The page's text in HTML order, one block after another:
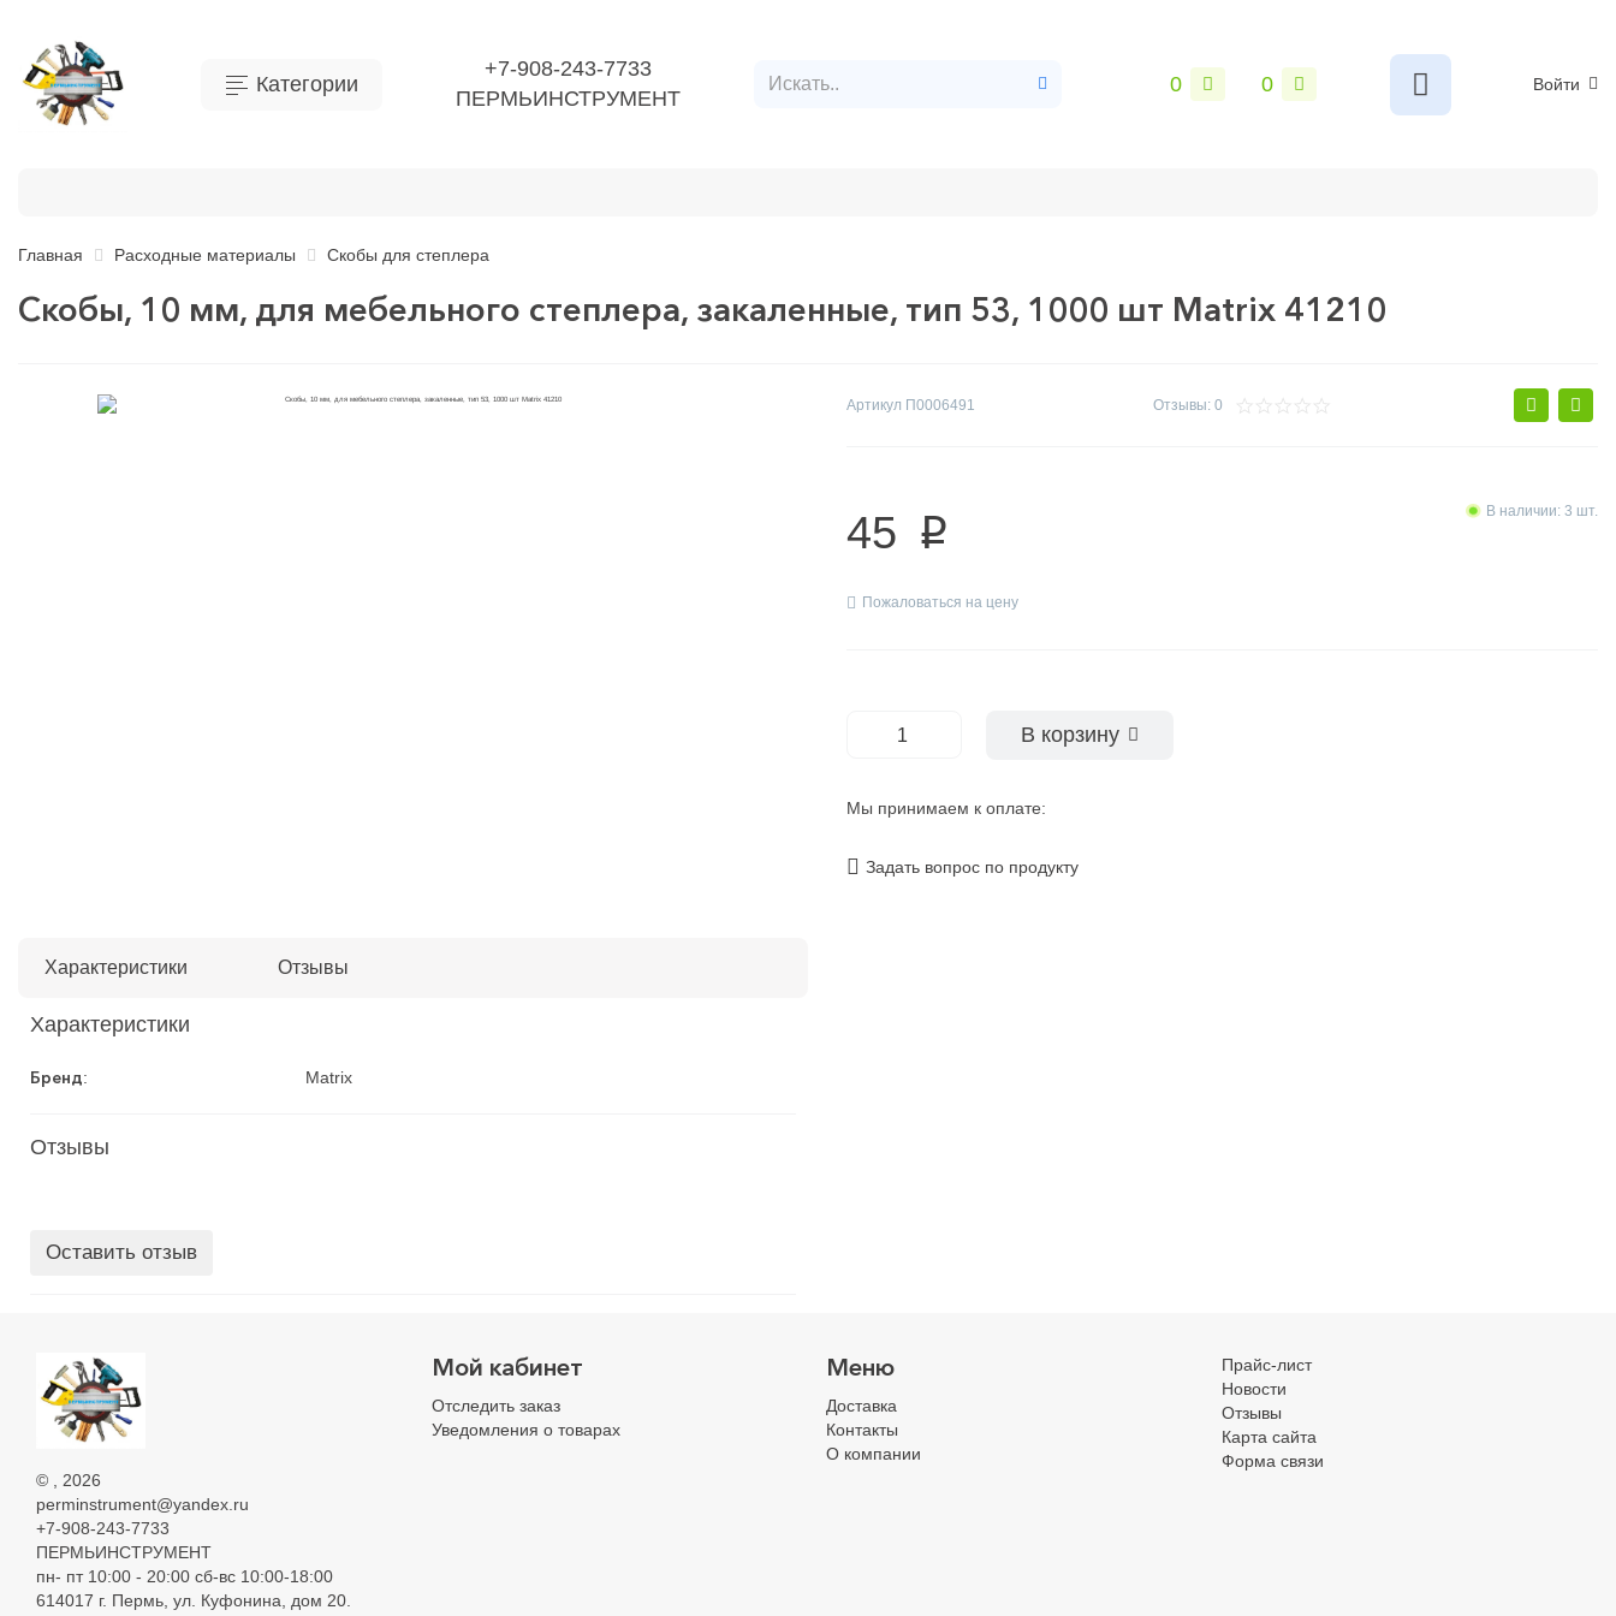
Категории
+7-908-243-7733
ПЕРМЬИНСТРУМЕНТ
0 0 Войти
Главная Расходные материалы Скобы для степлера
Скобы, 10 мм, для мебельного степлера, закаленные, тип 53, 1000 шт Matrix 41210
Артикул П0006491 Отзывы: 0
45 p
Пожаловаться на цену
В наличии: 3 шт.
В корзину
Мы принимаем к оплате:
Задать вопрос по продукту
Характеристики Отзывы
Характеристики
Бренд: Matrix
Отзывы
Оставить отзыв
©
, 2026
perminstrument@yandex.ru
+7-908-243-7733
ПЕРМЬИНСТРУМЕНТ
пн- пт 10:00 - 20:00 сб-вс 10:00-18:00
614017 г. Пермь, ул. Куфонина, дом 20.
Мой кабинет
Отследить заказ
Уведомления о товарах
Меню
Доставка
Контакты
О компании
Прайс-лист
Новости
Отзывы
Карта сайта
Форма связи